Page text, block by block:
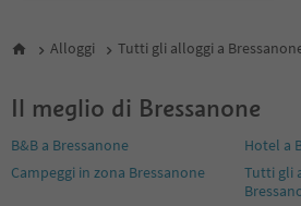
Alloggi Tutti gli alloggi a
Il meglio di Bressanone
B&B a Bressanone
Hotel a
Campeggi in zona Bressanone
Tutti gli